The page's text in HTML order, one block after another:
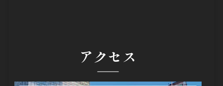
アクセス